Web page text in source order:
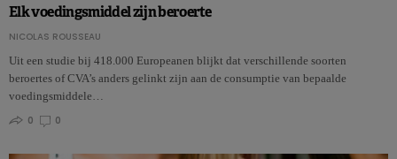
Elk voedingsmiddel zijn beroerte
NICOLAS ROUSSEAU
Uit een studie bij 418.000 Europeanen blijkt dat verschillende soorten
beroertes of CVA’s anders gelinkt zijn aan de consumptie van bepaalde
voedingsmiddele…
0
0